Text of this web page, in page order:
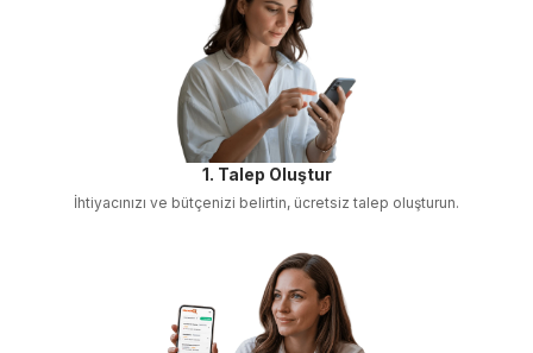
1. Talep Oluştur
İhtiyacınızı ve bütçenizi belirtin, ücretsiz talep oluşturun.